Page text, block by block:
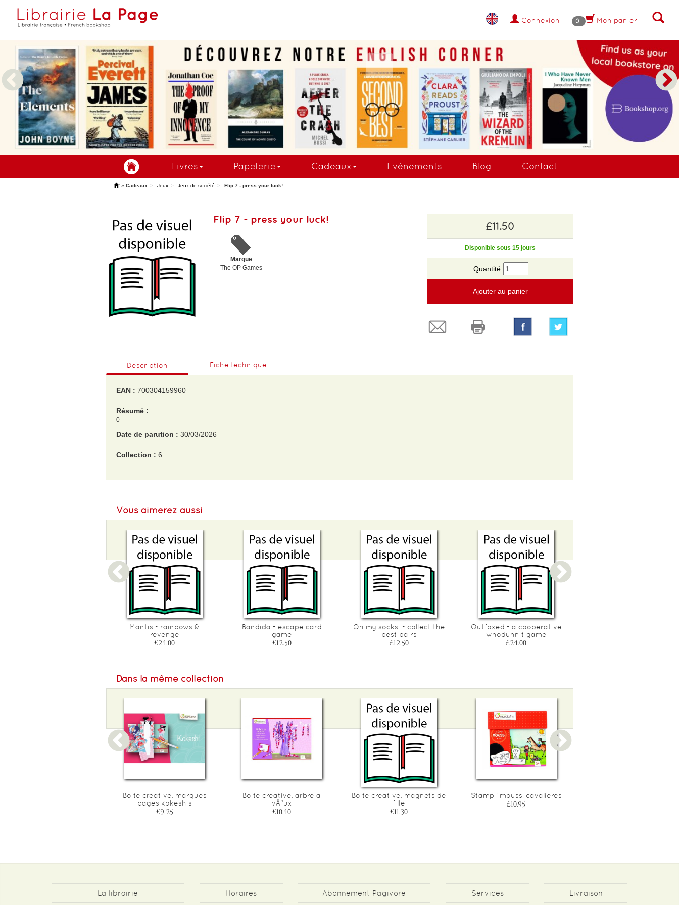
Connexion 0 Mon panier
.
Livres Papeterie Cadeaux Evénements Blog Contact
'» Cadeaux Jeux Jeux de société Flip 7 - press your luck!
Flip 7 - press your luck!
Marque
The OP Games
£11.50
Disponible sous 15 jours
Quantité
Ajouter au panier
Description Fiche technique
EAN : 700304159960
Résumé :
0
Date de parution : 30/03/2026
Collection : 6
Vous aimerez aussi
Mantis - rainbows &
revenge
£24.00
Bandida - escape card
game
£12.50
Oh my socks! - collect the
best pairs
£12.50
Outfoxed - a cooperative
whodunnit game
£24.00
Dans la même collection
Boite creative, marques
pages kokeshis
£9.25
Boite creative, arbre a
vÅ“ux
£10.40
Boite creative, magnets de
fille
£11.30
Stampi' mouss, cavalieres
£10.95
La librairie Horaires Abonnement Pagivore Services Livraison